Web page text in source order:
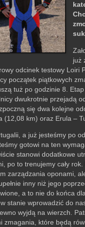
już
odcinek testowy Loiri
początek piątkowych
tuż po godzinie 8.
dwukrotnie przejadą
się dwa kolejne
km) oraz Erula –
a już jesteśmy po
gotowi na ten
stanowi dodatkowe
po to trenujemy cały
zarządzania oponami,
inny niż jego
a to nie do końca
stanie wprowadzić do
wyjdą na wierzch.
które będą